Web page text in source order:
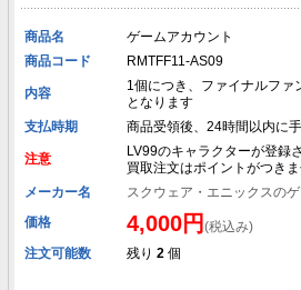
商品名
ゲームアカウント
商品コード
RMTFF11-AS09
内容
1個につき、ファイナルファ
となります
支払時期
商品受領後、24時間以内に
注意
LV99のキャラクターが登録
買取注文はポイントがつき
メーカー名
スクウェア・エニックスの
価格
4,000円 (税込み)
注文可能数
残り 2 個